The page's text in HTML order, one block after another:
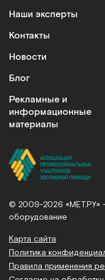
Наши эксперты
Контакты
Новости
Блог
Рекламные и
информационные
материалы
© 2009-2026 «МЕТ.РУ»
оборудование
Карта сайта
Политика
Правила применения